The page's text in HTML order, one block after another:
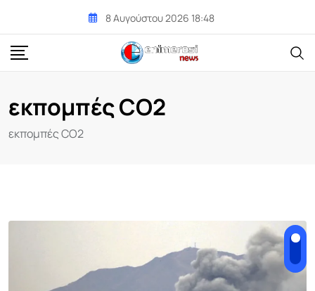
content
8 Αυγούστου 2026 18:48
εκπομπές CO2
εκπομπές CO2